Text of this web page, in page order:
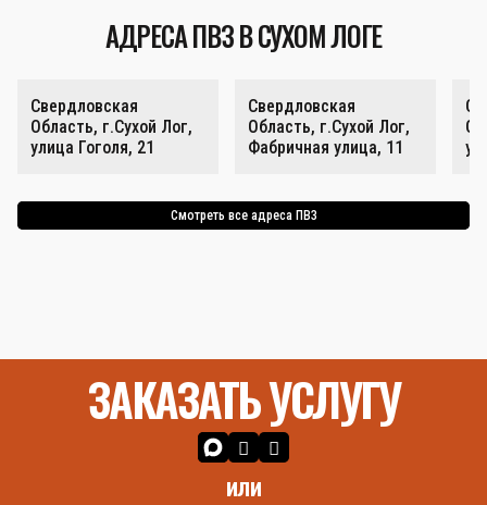
АДРЕСА ПВЗ В СУХОМ ЛОГЕ
Свердловская
Область, г.Сухой Лог,
улица Гоголя, 21
Свердловская
Область, г.Сухой Лог,
Фабричная улица, 11
Смотреть все адреса ПВЗ
ЗАКАЗАТЬ УСЛУГУ
или